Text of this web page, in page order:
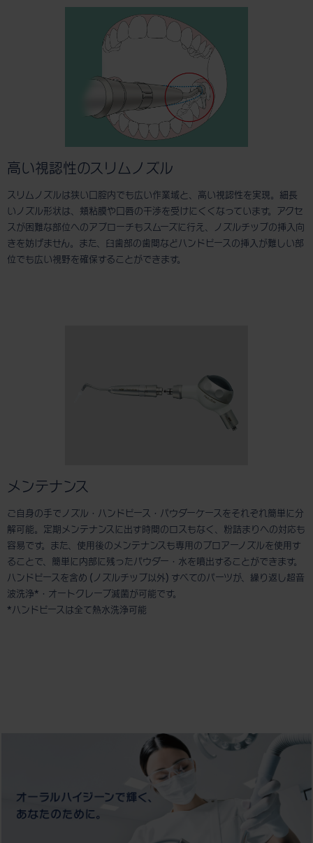
高い視認性のスリムノズル
スリムノズルは狭い口腔内でも広い作業域と、高い視認性を実現。細長
いノズル形状は、頬粘膜や口唇の干渉を受けにくくなっています。アクセ
スが困難な部位へのアプローチもスムーズに行え、ノズルチップの挿入向
きを妨げません。また、臼歯部の歯間などハンドピースの挿入が難しい部
位でも広い視野を確保することができます。
メンテナンス
ご自身の手でノズル・ハンドピース・パウダーケースをそれぞれ簡単に分
解可能。定期メンテナンスに出す時間のロスもなく、粉詰まりへの対応も
容易です。また、使用後のメンテナンスも専用のブロアーノズルを使用す
ることで、簡単に内部に残ったパウダー・水を噴出することができます。
ハンドピースを含め (ノズルチップ以外) すべてのパーツが、繰り返し超音
波洗浄*・オートクレーブ滅菌が可能です。
*ハンドピースは全て熱水洗浄可能